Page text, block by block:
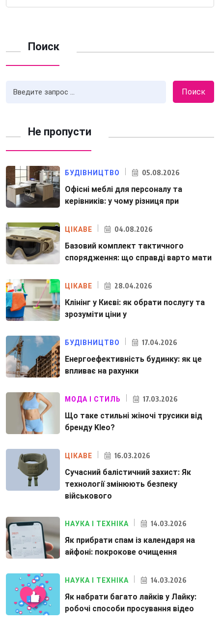
Поиск
Поиск
Не пропусти
БУДІВНИЦТВО 05.08.2026
Офісні меблі для персоналу та
керівників: у чому різниця при
ЦІКАВЕ 04.08.2026
Базовий комплект тактичного
спорядження: що справді варто мати
ЦІКАВЕ 28.04.2026
Клінінг у Києві: як обрати послугу та
зрозуміти ціни у
БУДІВНИЦТВО 17.04.2026
Енергоефективність будинку: як це
впливає на рахунки
МОДА І СТИЛЬ 17.03.2026
Що таке стильні жіночі трусики від
бренду Kleo?
ЦІКАВЕ 16.03.2026
Сучасний балістичний захист: Як
технології змінюють безпеку
військового
НАУКА І ТЕХНІКА 14.03.2026
Як прибрати спам із календаря на
айфоні: покрокове очищення
НАУКА І ТЕХНІКА 14.03.2026
Як набрати багато лайків у Лайку:
робочі способи просування відео